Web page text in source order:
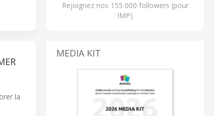
la
Rejoignez nos 155 000 followers (pour
IMP)
MEDIA KIT